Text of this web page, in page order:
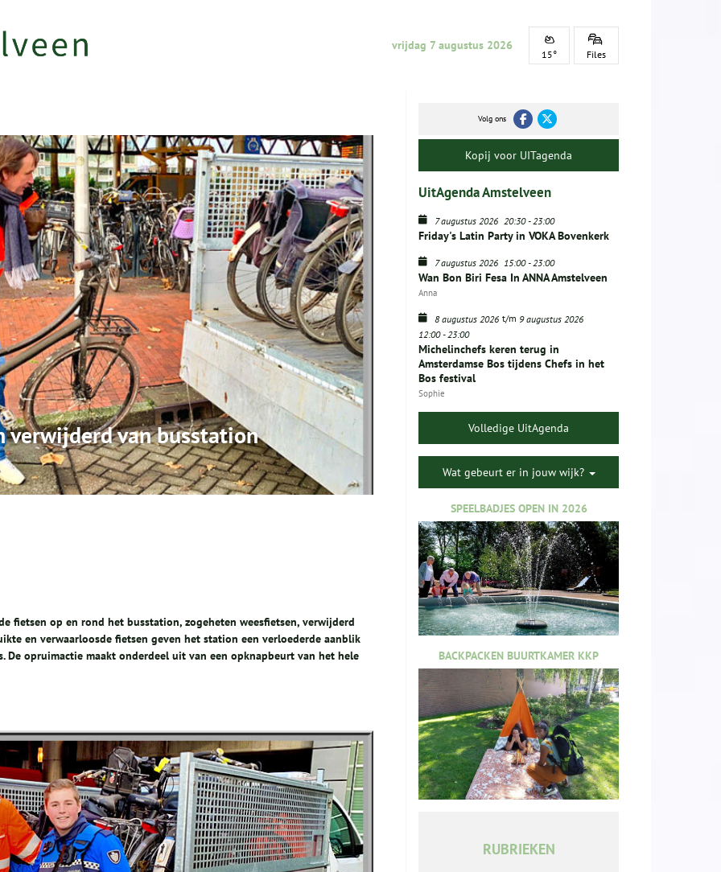
vrijdag 7 augustus 2026
15° Files
verwijderd van busstation
fietsen op en rond het busstation, zogeheten weesfietsen, verwijderd
en verwaarloosde fietsen geven het station een verloederde aanblik
De opruimactie maakt onderdeel uit van een opknapbeurt van het hele
Volg ons
Kopij voor UITagenda
UitAgenda Amstelveen
7 augustus 2026 20:30-23:00
Friday's Latin Party in VOKA Bovenkerk
7 augustus 2026 15:00-23:00
Wan Bon Biri Fesa In ANNA Amstelveen
Anna
8 augustus 2026 t/m 9 augustus 2026
12:00-23:00
Michelinchefs keren terug in
Amsterdamse Bos tijdens Chefs in het
Bos festival
Sophie
Volledige UitAgenda
Wat gebeurt er in jouw wijk?
SPEELBADJES OPEN IN 2026
BACKPACKEN BUURTKAMER KKP
RUBRIEKEN